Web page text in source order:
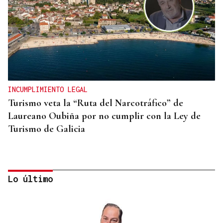
INCUMPLIMIENTO LEGAL
Turismo veta la “Ruta del Narcotráfico” de
Laureano Oubiña por no cumplir con la Ley de
Turismo de Galicia
Lo último